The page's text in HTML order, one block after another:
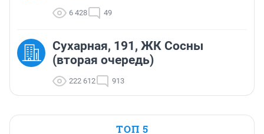
6 428 49
Сухарная, 191, ЖК Сосны
(вторая очередь)
222 612 913
ТОП 5